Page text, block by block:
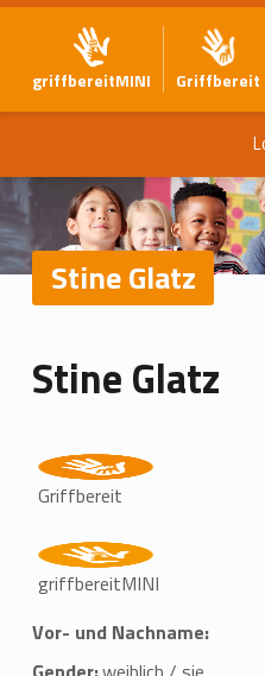
griffbereitMINI Griffbereit
Stine Glatz
Stine Glatz
Griffbereit
griffbereitMINI
Vor- und Nachname: